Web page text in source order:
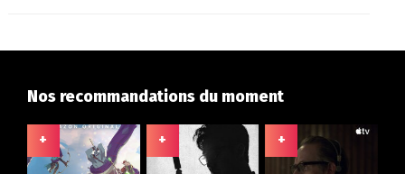
Nos recommandations du moment
+ + +